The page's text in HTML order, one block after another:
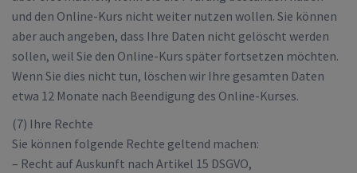
und den Online-Kurs nicht weiter nutzen wollen. Sie können
aber auch angeben, dass Ihre Daten nicht gelöscht werden
sollen, weil Sie den Online-Kurs später fortsetzen möchten.
Wenn Sie dies nicht tun, löschen wir Ihre gesamten Daten
etwa 12 Monate nach Beendigung des Online-Kurses.
(7) Ihre Rechte
Sie können folgende Rechte geltend machen:
– Recht auf Auskunft nach Artikel 15 DSGVO,